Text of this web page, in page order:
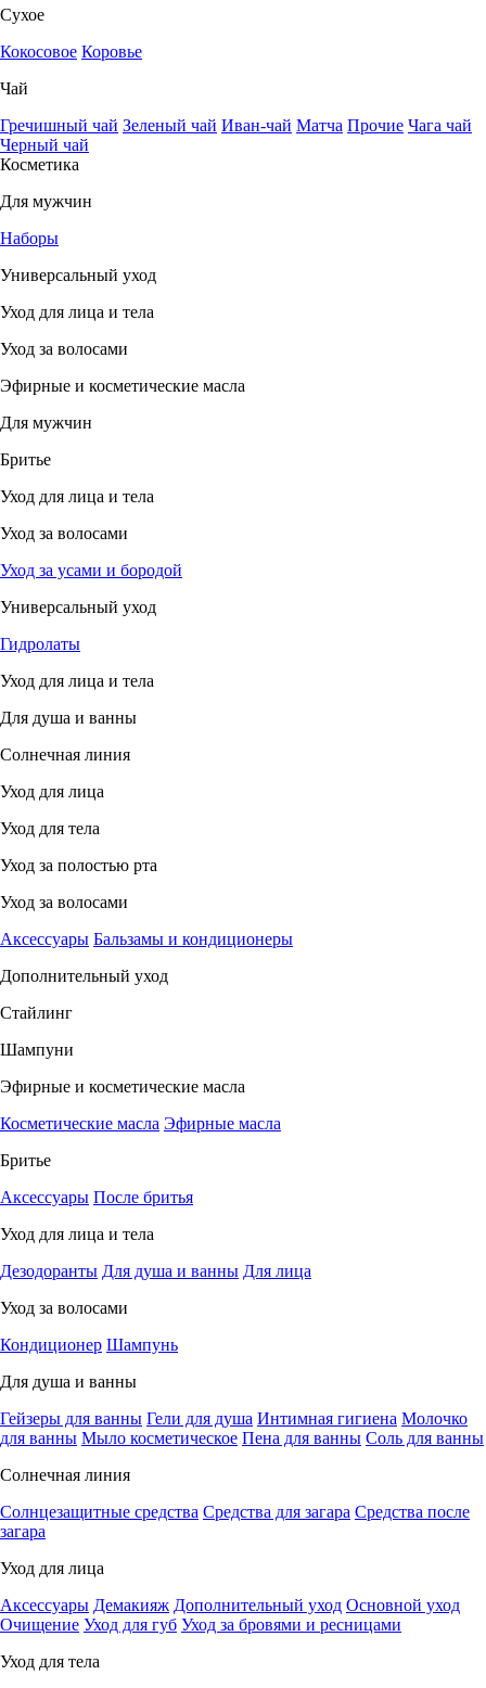
Сухое
Кокосовое Коровье
Чай
Гречишный чай Зеленый чай Иван-чай Матча Прочие Чага чай
Черный чай
Косметика
Для мужчин
Наборы
Универсальный уход
Уход для лица и тела
Уход за волосами
Эфирные и косметические масла
Для мужчин
Бритье
Уход для лица и тела
Уход за волосами
Уход за усами и бородой
Универсальный уход
Гидролаты
Уход для лица и тела
Для душа и ванны
Солнечная линия
Уход для лица
Уход для тела
Уход за полостью рта
Уход за волосами
Аксессуары Бальзамы и кондиционеры
Дополнительный уход
Стайлинг
Шампуни
Эфирные и косметические масла
Косметические масла Эфирные масла
Бритье
Аксессуары После бритья
Уход для лица и тела
Дезодоранты Для душа и ванны Для лица
Уход за волосами
Кондиционер Шампунь
Для душа и ванны
Гейзеры для ванны Гели для душа Интимная гигиена Молочко
для ванны Мыло косметическое Пена для ванны Соль для ванны
Солнечная линия
Солнцезащитные средства Средства для загара Средства после
загара
Уход для лица
Аксессуары Демакияж Дополнительный уход Основной уход
Очищение Уход для губ Уход за бровями и ресницами
Уход для тела